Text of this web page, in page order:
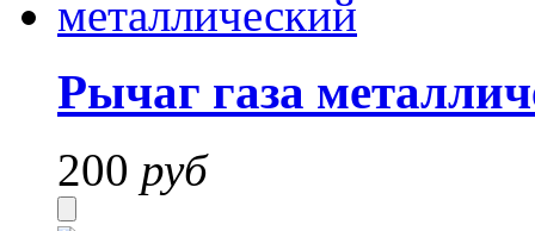
Рычаг газа
200 руб